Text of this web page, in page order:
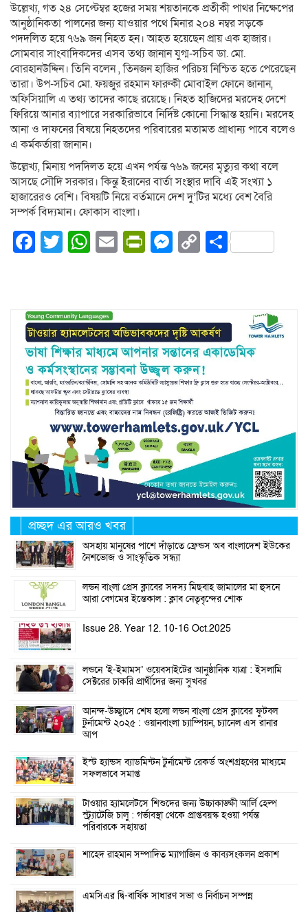
উল্লেখ্য, গত ২৪ সেপ্টেম্বর হজের সময় শয়তানকে প্রতীকী পাথর নিক্ষেপের
আনুষ্ঠানিকতা পালনের জন্য যাওয়ার পথে মিনার ২০৪ নম্বর সড়কে
পদদলিত হয়ে ৭৬৯ জন নিহত হন। আহত হয়েছেন প্রায় এক হাজার।
সোমবার সাংবাদিকদের এসব তথ্য জানান যুগ্ম-সচিব ডা. মো.
বোরহানউদ্দিন। তিনি বলেন , তিনজন হাজির পরিচয় নিশ্চিত হতে পেরেছেন
তারা। উপ-সচিব মো. ফয়জুর রহমান ফারুকী মোবাইল ফোনে জানান,
অফিসিয়ালি এ তথ্য তাদের কাছে রয়েছে। নিহত হাজিদের মরদেহ দেশে
ফিরিয়ে আনার ব্যাপারে সরকারিভাবে নির্দিষ্ট কোনো সিদ্ধান্ত হয়নি। মরদেহ
আনা ও দাফনের বিষয়ে নিহতদের পরিবারের মতামত প্রাধান্য পাবে বলেও
এ কর্মকর্তারা জানান।
উল্লেখ্য, মিনায় পদদিলত হয়ে এখন পর্যন্ত ৭৬৯ জনের মৃত্যুর কথা বলে
আসছে সৌদি সরকার। কিন্তু ইরানের বার্তা সংস্থার দাবি এই সংখ্যা ১
হাজারেরও বেশি। বিষয়টি নিয়ে বর্তমানে দেশ দু’টির মধ্যে বেশ বৈরি
সম্পর্ক বিদ্যমান। ফোকাস বাংলা।
Facebook
Twitter
WhatsApp
EmailPrintFriendly
Messenger
CopyShare
প্রচ্ছদ এর আরও খবর
অসহায় মানুষের পাশে দাঁড়াতে ফ্রেন্ডস অব বাংলাদেশ ইউকের
নৈশভোজ ও সাংস্কৃতিক সন্ধ্যা
লন্ডন বাংলা প্রেস ক্লাবের সদস্য মিছবাহ জামালের মা হুসনে
আরা বেগমের ইন্তেকাল : ক্লাব নেতৃবৃন্দের শোক
Issue 28. Year 12. 10-16 Oct.2025
লন্ডনে ‘ই-ইমামস’ ওয়েবসাইটের আনুষ্ঠানিক যাত্রা : ইসলামি
সেক্টরের চাকরি প্রার্থীদের জন্য সুখবর
আনন্দ-উচ্ছ্বাসে শেষ হলো লন্ডন বাংলা প্রেস ক্লাবের ফুটবল
টুর্নামেন্ট ২০২৫ : ওয়ানবাংলা চ্যাম্পিয়ন, চ্যানেল এস রানার
আপ
ইস্ট হ্যান্ডস ব্যাডমিন্টন টুর্নামেন্ট রেকর্ড অংশগ্রহণের মাধ্যমে
সফলভাবে সমাপ্ত
টাওয়ার হ্যামলেটসে শিশুদের জন্য উচ্চাকাঙ্ক্ষী আর্লি হেল্প
স্ট্র্যাটেজি চালু : গর্ভাবস্থা থেকে প্রাপ্তবয়স্ক হওয়া পর্যন্ত
পরিবারকে সহায়তা
শাহেদ রাহমান সম্পাদিত ম্যাগাজিন ও কাব্যসংকলন প্রকাশ
এমসিএর দ্বি-বার্ষিক সাধারণ সভা ও নির্বাচন সম্পন্ন